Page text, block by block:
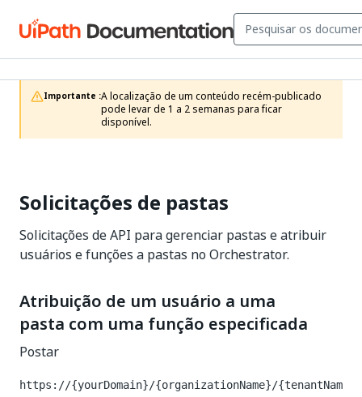
Importante :A localização de um conteúdo recém-publicado
pode levar de 1 a 2 semanas para ficar
disponível.
Solicitações de pastas
Solicitações de API para gerenciar pastas e atribuir
usuários e funções a pastas no Orchestrator.
Atribuição de um usuário a uma
pasta com uma função especificada
Postar
https://{yourDomain}/{organizationName}/{tenantNam